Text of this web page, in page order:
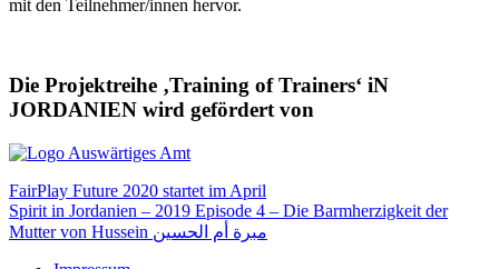
mit den Teilnehmer/innen hervor.
Die Projektreihe ‚Training of Trainers‘ iN
JORDANIEN wird gefördert von
Beitragsnavigation
FairPlay Future 2020 startet im April
Spirit in Jordanien – 2019 Episode 4 – Die Barmherzigkeit der
Mutter von Hussein مبرة أم الحسين